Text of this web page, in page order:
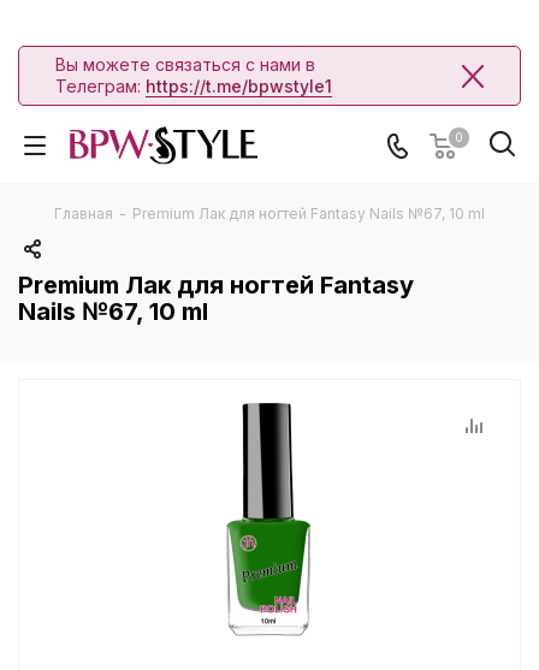
Вы можете связаться с нами в
Телеграм: https://t.me/bpwstyle1
0
Главная - Premium Лак для ногтей Fantasy Nails №67, 10 ml
Premium Лак для ногтей Fantasy
Nails №67, 10 ml